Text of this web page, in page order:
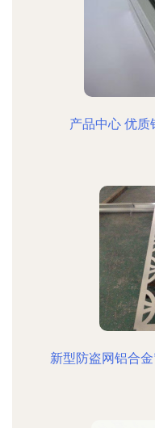
产品中心 优
新型防盗网铝合